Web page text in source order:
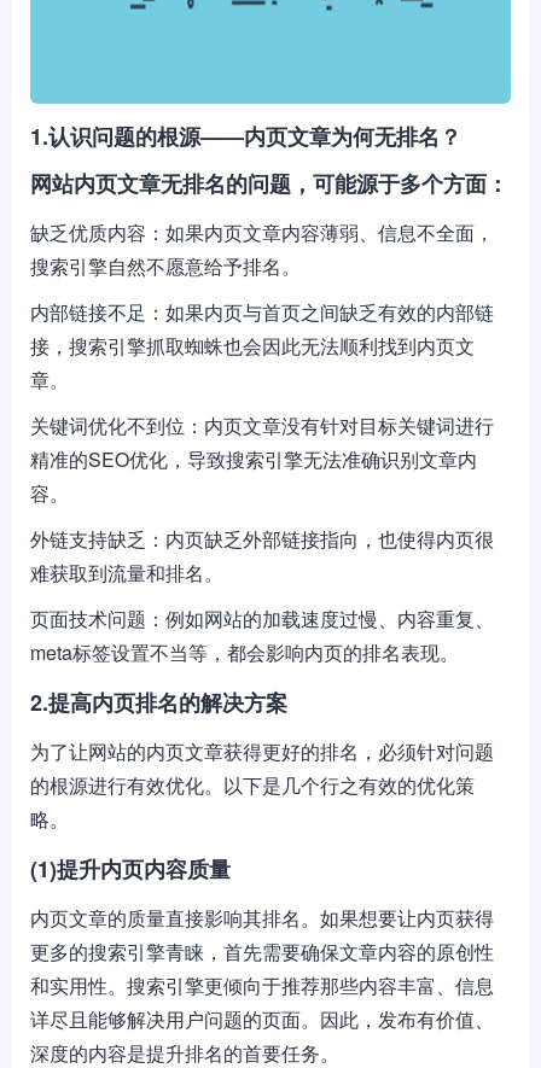
1.认识问题的根源——内页文章为何无排名？
网站内页文章无排名的问题，可能源于多个方面：
缺乏优质内容：如果内页文章内容薄弱、信息不全面，
搜索引擎自然不愿意给予排名。
内部链接不足：如果内页与首页之间缺乏有效的内部链
接，搜索引擎抓取蜘蛛也会因此无法顺利找到内页文
章。
关键词优化不到位：内页文章没有针对目标关键词进行
精准的SEO优化，导致搜索引擎无法准确识别文章内
容。
外链支持缺乏：内页缺乏外部链接指向，也使得内页很
难获取到流量和排名。
页面技术问题：例如网站的加载速度过慢、内容重复、
meta标签设置不当等，都会影响内页的排名表现。
2.提高内页排名的解决方案
为了让网站的内页文章获得更好的排名，必须针对问题
的根源进行有效优化。以下是几个行之有效的优化策
略。
(1)提升内页内容质量
内页文章的质量直接影响其排名。如果想要让内页获得
更多的搜索引擎青睐，首先需要确保文章内容的原创性
和实用性。搜索引擎更倾向于推荐那些内容丰富、信息
详尽且能够解决用户问题的页面。因此，发布有价值、
深度的内容是提升排名的首要任务。